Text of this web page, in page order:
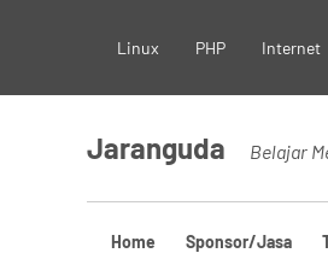
content
Linux PHP Internet
Jaranguda Belajar
Home Sponsor/Jasa